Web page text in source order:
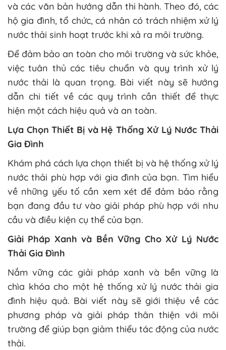
và các văn bản hướng dẫn thi hành. Theo đó, các
hộ gia đình, tổ chức, cá nhân có trách nhiệm xử lý
nước thải sinh hoạt trước khi xả ra môi trường.
Để đảm bảo an toàn cho môi trường và sức khỏe,
việc tuân thủ các tiêu chuẩn và quy trình xử lý
nước thải là quan trọng. Bài viết này sẽ hướng
dẫn chi tiết về các quy trình cần thiết để thực
hiện một cách hiệu quả và an toàn.
Lựa Chọn Thiết Bị và Hệ Thống Xử Lý Nước Thải
Gia Đình
Khám phá cách lựa chọn thiết bị và hệ thống xử lý
nước thải phù hợp với gia đình của bạn. Tìm hiểu
về những yếu tố cần xem xét để đảm bảo rằng
bạn đang đầu tư vào giải pháp phù hợp với nhu
cầu và điều kiện cụ thể của bạn.
Giải Pháp Xanh và Bền Vững Cho Xử Lý Nước
Thải Gia Đình
Nắm vững các giải pháp xanh và bền vững là
chìa khóa cho một hệ thống xử lý nước thải gia
đình hiệu quả. Bài viết này sẽ giới thiệu về các
phương pháp và giải pháp thân thiện với môi
trường để giúp bạn giảm thiểu tác động của nước
thải.